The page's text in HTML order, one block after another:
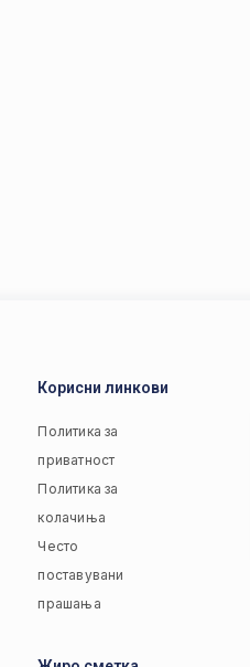
Корисни линкови
Политика за
приватност
Политика за
колачиња
Често
поставувани
прашања